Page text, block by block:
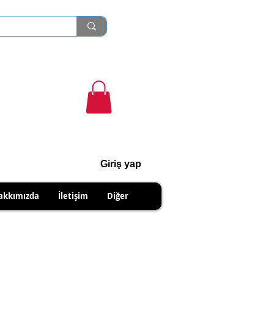
Giriş yap
İletişim Diğer